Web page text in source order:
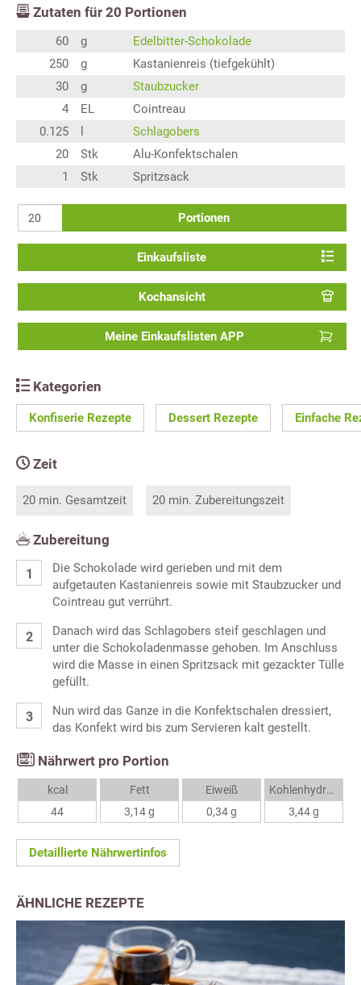
Zutaten für 20 Portionen
60 g
Edelbitter-Schokolade
250
g
Kastanienreis (tiefgekühlt)
30
g
Staubzucker
4
EL
Cointreau
0.125
Schlagobers
20
Stk
Alu-Konfektschalen
1
Stk Spritzsack
Portionen
Einkaufsliste
Kochansicht
Meine Einkaufslisten APP
Kategorien
Konfiserie Rezepte Dessert Rezepte Einfache
Zeit
20 min. Gesamtzeit 20 min. Zubereitungszeit
Zubereitung
Die Schokolade wird gerieben und mit dem
aufgetauten Kastanienreis sowie mit Staubzucker und
Cointreau gut verrührt.
Danach wird das Schlagobers steif geschlagen und
unter die Schokoladenmasse gehoben. Im Anschluss
wird die Masse in einen Spritzsack mit gezackter Tülle
gefüllt.
Nun wird das Ganze in die Konfektschalen dressiert,
das Konfekt wird bis zum Servieren kalt gestellt.
Nährwert pro Portion
kcal
44
Fett
3,14 g
Eiweiß
0,34 g
Kohlenhydrate
3,44 g
Detaillierte Nährwertinfos
ÄHNLICHE REZEPTE